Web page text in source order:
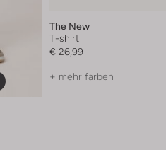
The New
T-shirt
€ 26,99
+ mehr farben